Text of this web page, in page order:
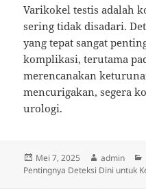
Varikokel testis adalah
sering tidak disadari.
yang tepat sangat
komplikasi, terutama
merencanakan
mencurigakan, segera
urologi.
Diposkan
pada
Mei 7, 2025 Penulis
admin
Pentingnya Deteksi Dini untuk